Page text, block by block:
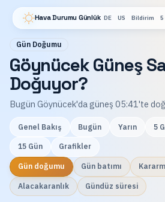
Hava Durumu Günlük DE US Bildirim 5
Gün Doğumu
Göynücek Güneş
Doğuyor?
Bugün Göynücek'da güneş 05:41'te
Genel Bakış Bugün Yarın 5
15 Gün Grafikler
Gün doğumu Gün batımı
Alacakaranlık Gündüz süresi